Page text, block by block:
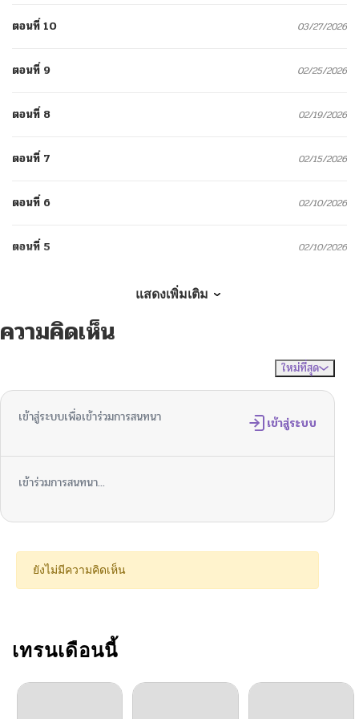
ตอนที่ 10 03/27/2026
ตอนที่ 9 02/25/2026
ตอนที่ 8 02/19/2026
ตอนที่ 7 02/15/2026
ตอนที่ 6 02/10/2026
ตอนที่ 5 02/10/2026
ตอนที่ 3
01/15/2026
ตอนที่ 1 01/15/2026
แสดงเพิ่มเติม
ความคิดเห็น
ใหม่ที่สุด
เข้าสู่ระบบเพื่อเข้าร่วมการสนทนา เข้าสู่ระบบ
เข้าร่วมการสนทนา...
ยังไม่มีความคิดเห็น
เทรนเดือนนี้